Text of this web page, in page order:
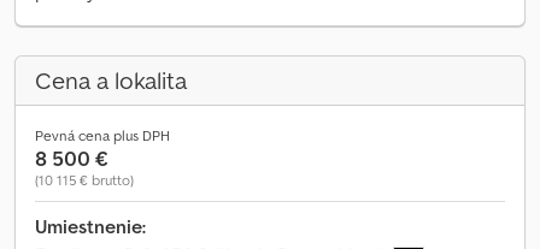
Cena a lokalita
Pevná cena plus DPH
8 500 €
(10 115 € brutto)
Umiestnenie: